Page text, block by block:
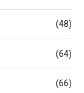
(48)
(64)
(66)